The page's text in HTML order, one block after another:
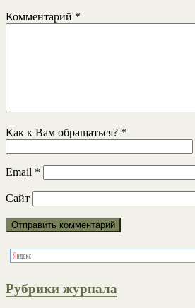
Комментарий *
Как к Вам обращаться? *
Email *
Сайт
Рубрики журнала